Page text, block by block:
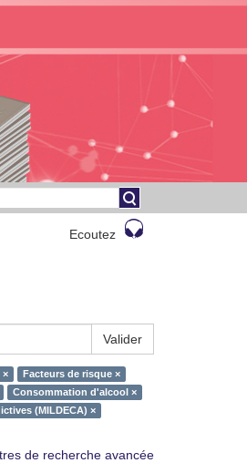
Ecoutez
Valider
×
Facteurs de risque ×
Consommation d'alcool ×
(MILDECA) ×
de recherche avancée